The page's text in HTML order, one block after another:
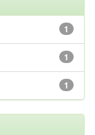
1
1
1